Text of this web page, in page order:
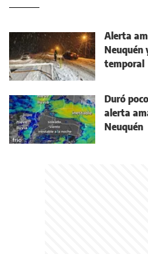
Alerta
Neuquén
temporal
Duró
alerta
Neuquén